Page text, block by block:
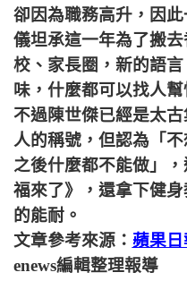
卻因為職務高升，因
儀坦承這一年為了搬
校、家長圈，新的語
味，什麼都可以找人幫
不過陳世傑已經是太
人的稱號，但認為「
之後什麼都不能做」
福來了》，還拿下健
的能耐。
文章參考來源： 蘋果日
enews編輯整理報導